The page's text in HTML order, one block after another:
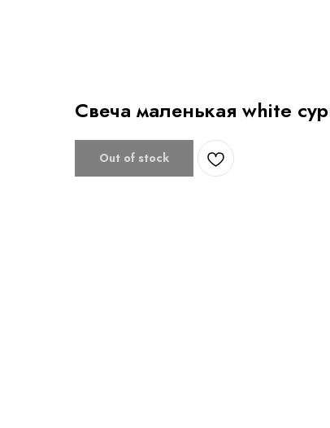
Свеча маленькая white
Out of stock